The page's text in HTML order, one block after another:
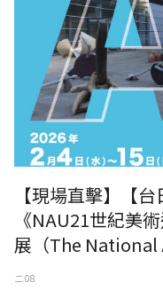
【現場直擊】【
《NAU21世紀美
展（The National
二 08